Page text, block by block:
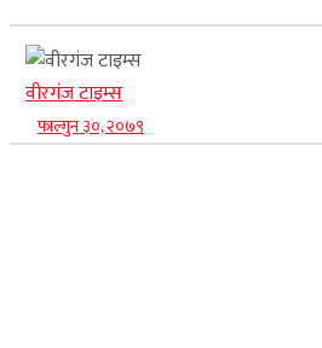
वीरगंज टाइम्स
फाल्गुन ३०, २०७९